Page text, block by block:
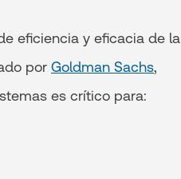
eficiencia y eficacia de la
por Goldman Sachs,
es crítico para: